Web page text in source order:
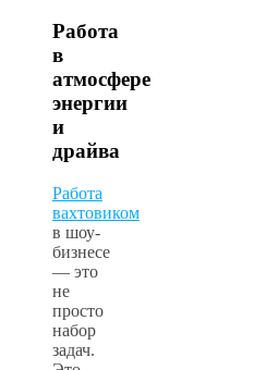
Работа
в
атмосфере
энергии
и
драйва
Работа
вахтовиком
в шоу-
бизнесе
— это
не
просто
набор
задач.